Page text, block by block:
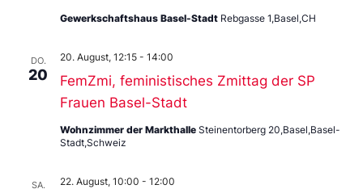
Gewerkschaftshaus Basel-Stadt Rebgasse 1,Basel,CH
DO.
20
FemZmi, feministisches Zmittag der SP
Frauen Basel-Stadt
20. August, 12:15 - 14:00
Wohnzimmer der Markthalle Steinentorberg 20,Basel,Basel-
Stadt,Schweiz
SA. 22. August, 10:00 - 12:00